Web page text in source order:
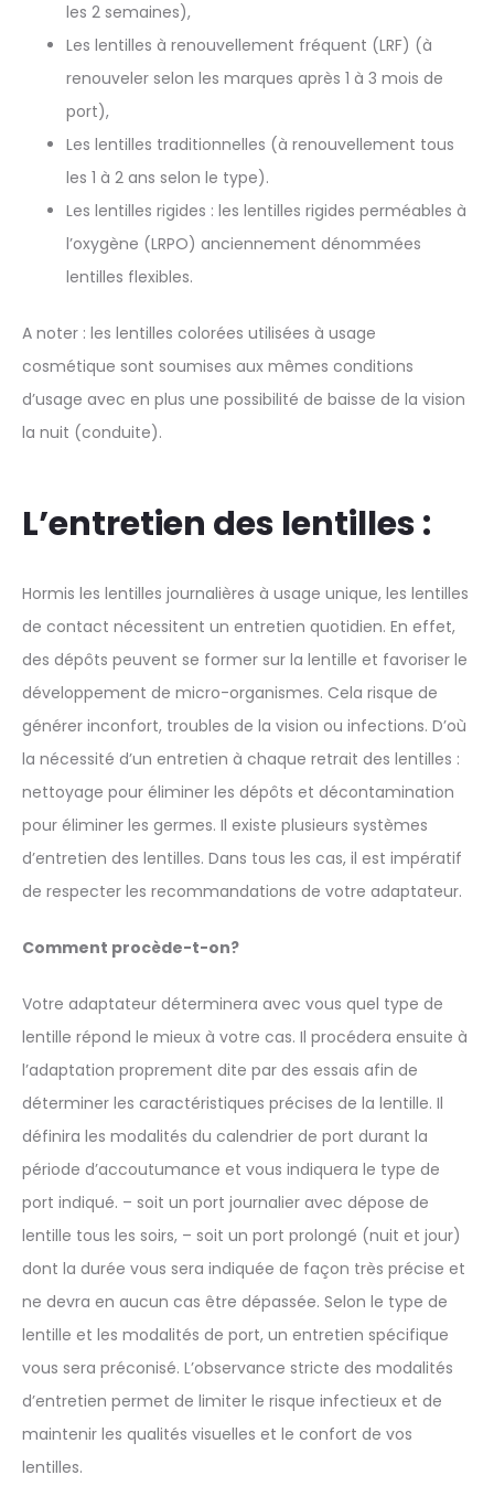
les 2 semaines),
Les lentilles à renouvellement fréquent (LRF) (à
renouveler selon les marques après 1 à 3 mois de
port),
Les lentilles traditionnelles (à renouvellement tous
les 1 à 2 ans selon le type).
Les lentilles rigides : les lentilles rigides perméables à
l’oxygène (LRPO) anciennement dénommées
lentilles flexibles.
A noter : les lentilles colorées utilisées à usage
cosmétique sont soumises aux mêmes conditions
d’usage avec en plus une possibilité de baisse de la vision
la nuit (conduite).
L’entretien des lentilles :
Hormis les lentilles journalières à usage unique, les lentilles
de contact nécessitent un entretien quotidien. En effet,
des dépôts peuvent se former sur la lentille et favoriser le
développement de micro-organismes. Cela risque de
générer inconfort, troubles de la vision ou infections. D’où
la nécessité d’un entretien à chaque retrait des lentilles :
nettoyage pour éliminer les dépôts et décontamination
pour éliminer les germes. Il existe plusieurs systèmes
d’entretien des lentilles. Dans tous les cas, il est impératif
de respecter les recommandations de votre adaptateur.
Comment procède-t-on?
Votre adaptateur déterminera avec vous quel type de
lentille répond le mieux à votre cas. Il procédera ensuite à
l’adaptation proprement dite par des essais afin de
déterminer les caractéristiques précises de la lentille. Il
définira les modalités du calendrier de port durant la
période d’accoutumance et vous indiquera le type de
port indiqué. – soit un port journalier avec dépose de
lentille tous les soirs, – soit un port prolongé (nuit et jour)
dont la durée vous sera indiquée de façon très précise et
ne devra en aucun cas être dépassée. Selon le type de
lentille et les modalités de port, un entretien spécifique
vous sera préconisé. L’observance stricte des modalités
d’entretien permet de limiter le risque infectieux et de
maintenir les qualités visuelles et le confort de vos
lentilles.